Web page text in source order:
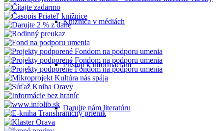
Knižnica v médiách
Prístup k informáciám
Darujte nám literatúru